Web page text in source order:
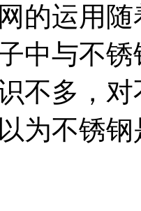
运用随
中与不
不多，
为不锈